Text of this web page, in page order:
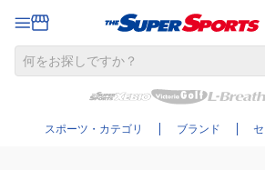
スポーツ・カテゴリ ブランド
さらに絞り込む